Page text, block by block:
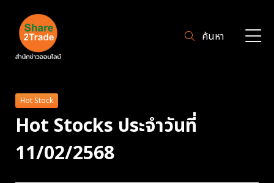
ค้นหา
Hot Stock
Hot Stocks ประจำวันที่
11/02/2568